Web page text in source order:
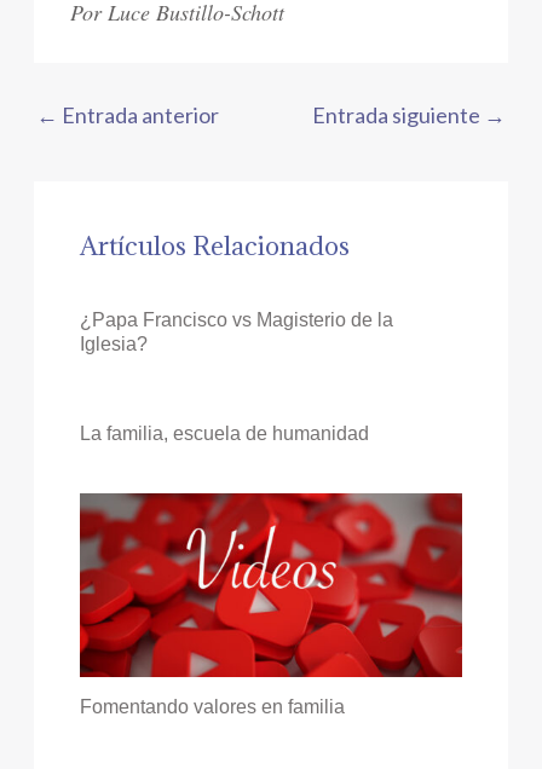
Por Luce Bustillo-Schott
← Entrada anterior Entrada siguiente →
Artículos Relacionados
¿Papa Francisco vs Magisterio de la
Iglesia?
La familia, escuela de humanidad
Fomentando valores en familia